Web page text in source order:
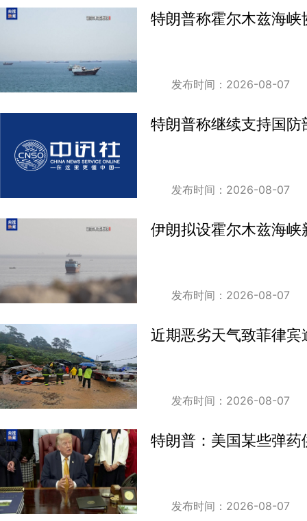
特朗普称霍尔木兹海
发布时间：2026-08-07
特朗普称继续支持国防
发布时间：2026-08-07
伊朗拟设霍尔木兹海峡
发布时间：2026-08-07
近期恶劣天气致菲律宾
发布时间：2026-08-07
特朗普：美国某些弹药
发布时间：2026-08-07